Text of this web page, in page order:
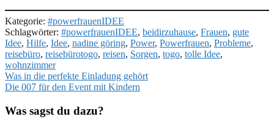
Kategorie: #powerfrauenIDEE
Schlagwörter: #powerfrauenIDEE, beidirzuhause, Frauen, gute
Idee, Hilfe, Idee, nadine göring, Power, Powerfrauen, Probleme,
reisebüro, reisebürotogo, reisen, Sorgen, togo, tolle Idee,
wohnzimmer
Beitragsnavigation
Vorheriger
Beitrag:
Was in die perfekte Einladung gehört
Nächster
Die 007 für den Event mit Kindern
Was sagst du dazu?